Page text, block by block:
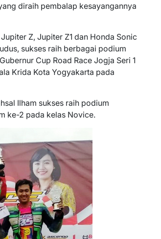
diraih pembalap kesayangannya
Z, Jupiter Z1 dan Honda Sonic
sukses raih berbagai podium
Cup Road Race Jogja Seri 1
Krida Kota Yogyakarta pada
Ilham sukses raih podium
ke-2 pada kelas Novice.